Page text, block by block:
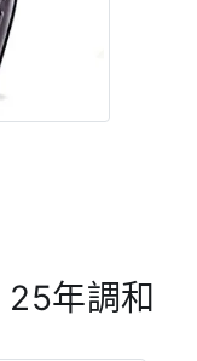
25年調和